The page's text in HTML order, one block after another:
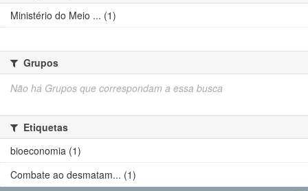
Ministério do Meio ... (1)
Grupos
Não há Grupos que correspondam a essa busca
Etiquetas
bioeconomia (1)
Combate ao desmatam... (1)